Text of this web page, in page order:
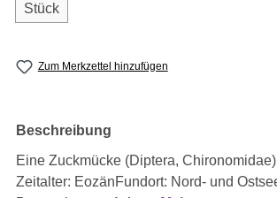
Stück
Zum Merkzettel hinzufügen
Beschreibung
Eine Zuckmücke (Diptera,
Zeitalter: EozänFundort: Nord- und